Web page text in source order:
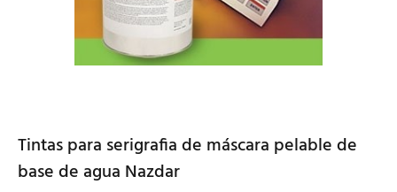
Tintas para serigrafia de máscara pelable de
base de agua Nazdar